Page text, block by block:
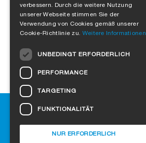
Hilfe
SIGA-Fachhändler finden
FRENCH
DANISH
verbessern. Durch die weitere Nutzung
unserer Webseite stimmen Sie der
Verwendung von Cookies gemäß unserer
Cookie-Richtlinie zu. Weitere Informationen
UNBEDINGT ERFORDERLICH
PERFORMANCE
TARGETING
FUNKTIONALITÄT
NUR ERFORDERLICH